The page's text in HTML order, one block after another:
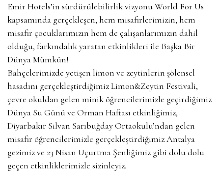
Emir Hotels’in sürdürülebilirlik vizyonu World For Us
kapsamında gerçekleşen, hem misafirlerimizin, hem
misafir çocuklarımızın hem de çalışanlarımızın dahil
olduğu, farkındalık yaratan etkinlikleri ile Başka Bir
Dünya Mümkün!
Bahçelerimizde yetişen limon ve zeytinlerin şölensel
hasadını gerçekleştirdiğimiz Limon&Zeytin Festivali,
çevre okuldan gelen minik öğrencilerimizle geçirdiğimiz
Dünya Su Günü ve Orman Haftası etkinliğimiz,
Diyarbakır Silvan Sarıbuğday Ortaokulu’ndan gelen
misafir öğrencilerimizle gerçekleştirdiğimiz Antalya
gezimiz ve 23 Nisan Uçurtma Şenliğimiz gibi dolu dolu
geçen etkinliklerimizle sizinleyiz.